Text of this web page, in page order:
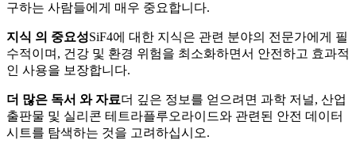
구하는 사람들에게 매우 중요합니다.
지식 의 중요성SiF4에 대한 지식은 관련 분야의 전문가에게 필
수적이며, 건강 및 환경 위험을 최소화하면서 안전하고 효과적
인 사용을 보장합니다.
더 많은 독서 와 자료더 깊은 정보를 얻으려면 과학 저널, 산업
출판물 및 실리콘 테트라플루오라이드와 관련된 안전 데이터
시트를 탐색하는 것을 고려하십시오.